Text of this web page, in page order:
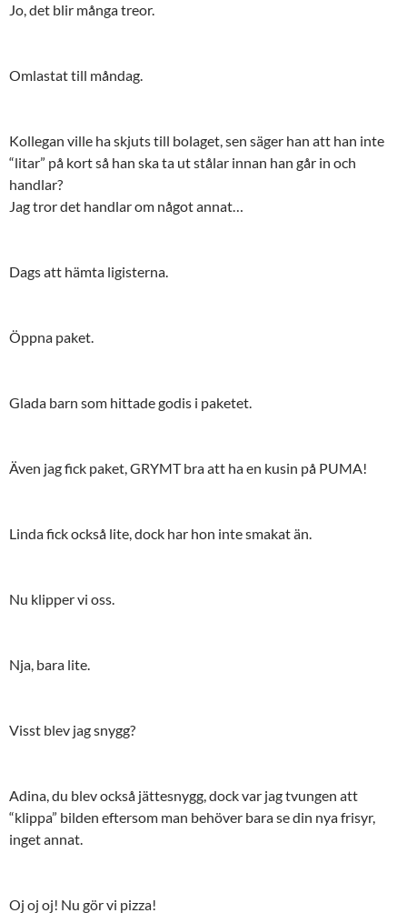
Jo, det blir många treor.
Omlastat till måndag.
Kollegan ville ha skjuts till bolaget, sen säger han att han inte
“litar” på kort så han ska ta ut stålar innan han går in och
handlar?
Jag tror det handlar om något annat…
Dags att hämta ligisterna.
Öppna paket.
Glada barn som hittade godis i paketet.
Även jag fick paket, GRYMT bra att ha en kusin på PUMA!
Linda fick också lite, dock har hon inte smakat än.
Nu klipper vi oss.
Nja, bara lite.
Visst blev jag snygg?
Adina, du blev också jättesnygg, dock var jag tvungen att
“klippa” bilden eftersom man behöver bara se din nya frisyr,
inget annat.
Oj oj oj! Nu gör vi pizza!